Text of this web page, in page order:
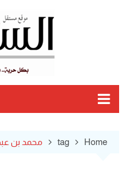
Home
tag محمد بن عبد